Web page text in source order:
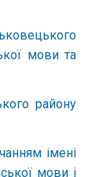
мови та
району
імені
мови і